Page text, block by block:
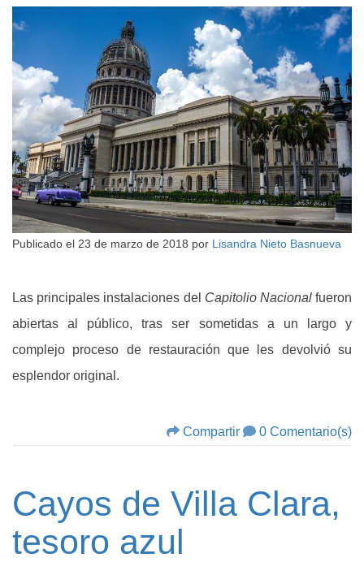
Publicado el 23 de marzo de 2018 por Lisandra Nieto Basnueva
Las principales instalaciones del Capitolio Nacionalfueron
abiertas al público, tras ser sometidas a un largo y
complejo proceso de restauración que les devolvió su
esplendor original.
Compartir 0 Comentario(s)
Cayos de Villa Clara,
tesoro azul